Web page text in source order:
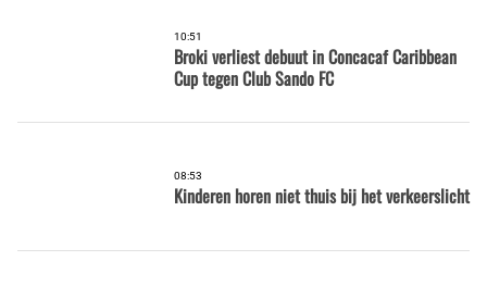
10:51
Broki verliest debuut in Concacaf Caribbean
Cup tegen Club Sando FC
08:53
Kinderen horen niet thuis bij het verkeerslicht